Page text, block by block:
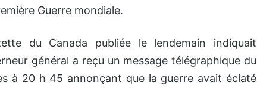
Guerre mondiale.
du Canada publiée le lendemain indiquait
général a reçu un message télégraphique du
à 20 h 45 annonçant que la guerre avait éclaté